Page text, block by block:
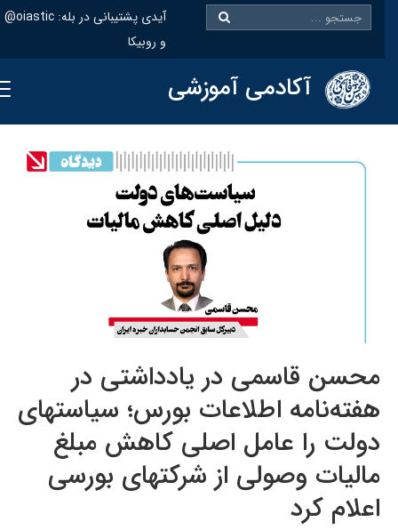
@oiastic :آیدی پشتیبانی در بله
و روبیکا
آکادمی آموزشی
محسن قاسمی در یادداشتی در
هفته‌نامه اطلاعات بورس؛ سیاستهای
دولت را عامل اصلی کاهش مبلغ
مالیات وصولی از شرکتهای بورسی
اعلام کرد